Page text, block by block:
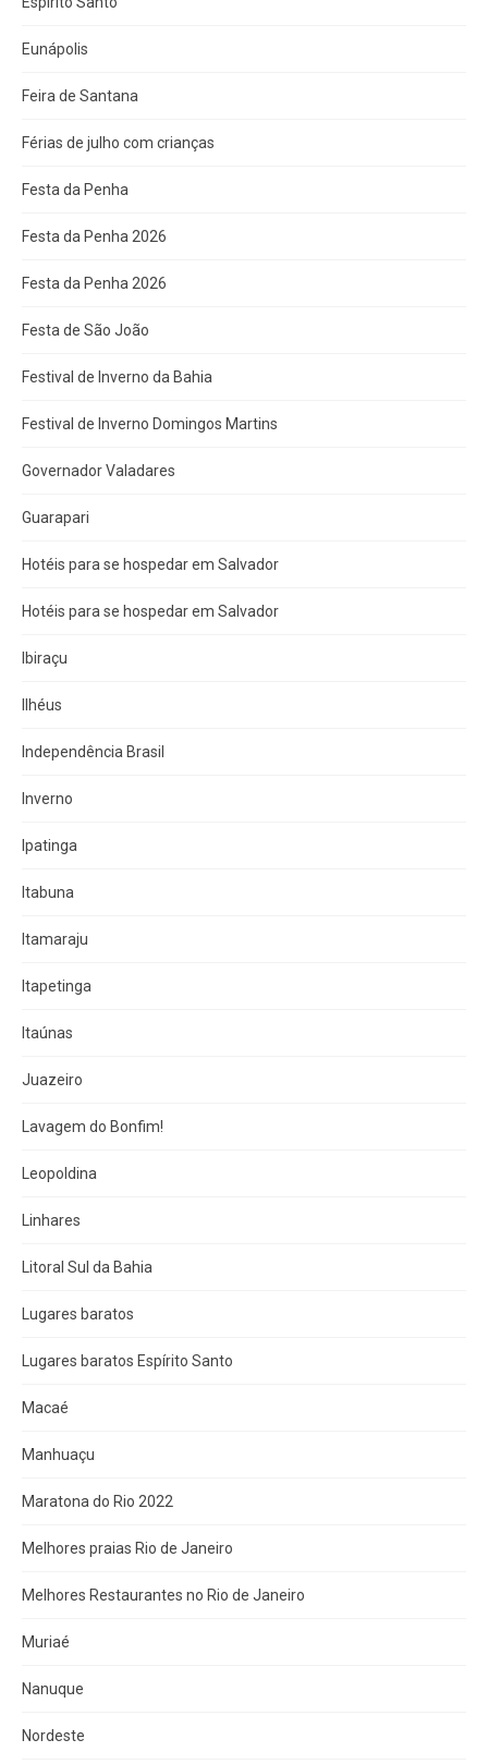
Eunápolis
Feira de Santana
Férias de julho com crianças
Festa da Penha
Festa da Penha 2026
Festa da Penha 2026
Festa de São João
Festival de Inverno da Bahia
Festival de Inverno Domingos Martins
Governador Valadares
Guarapari
Hotéis para se hospedar em Salvador
Hotéis para se hospedar em Salvador
Ibiraçu
Ilhéus
Independência Brasil
Inverno
Ipatinga
Itabuna
Itamaraju
Itapetinga
Itaúnas
Juazeiro
Lavagem do Bonfim!
Leopoldina
Linhares
Litoral Sul da Bahia
Lugares baratos
Lugares baratos Espírito Santo
Macaé
Manhuaçu
Maratona do Rio 2022
Melhores praias Rio de Janeiro
Melhores Restaurantes no Rio de Janeiro
Muriaé
Nanuque
Nordeste